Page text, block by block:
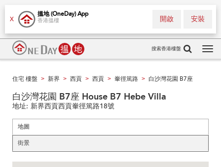
X
搵地 (OneDay) App
香港搵樓 安裝
開啟
搜索香港樓盤
住宅 樓盤 > 新界 > 西貢 > 西貢 > 輋徑篤路 > 白沙灣花園 B7座
白沙灣花園 B7座 House B7 Hebe Villa
地址: 新界西貢西貢輋徑篤路18號
地圖
街景